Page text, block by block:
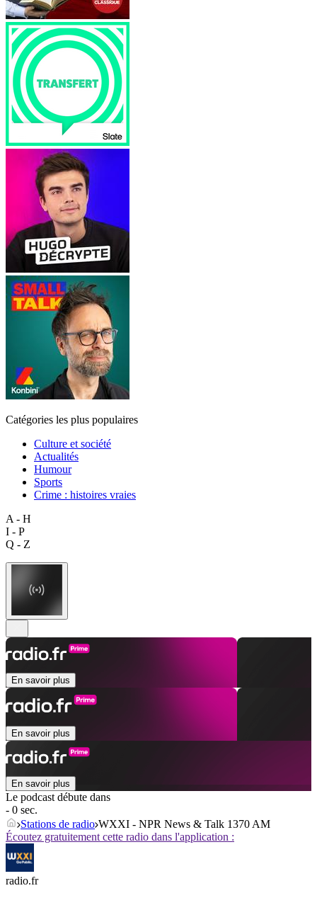
Catégories les plus populaires
Culture et société
Actualités
Humour
Sports
Crime : histoires vraies
A - H
I - P
Q - Z
En savoir plus
En savoir plus
En savoir plus
Le podcast débute dans
- 0 sec.
Stations de radio WXXI - NPR News & Talk 1370 AM
Écoutez gratuitement cette radio dans l'application :
radio.fr